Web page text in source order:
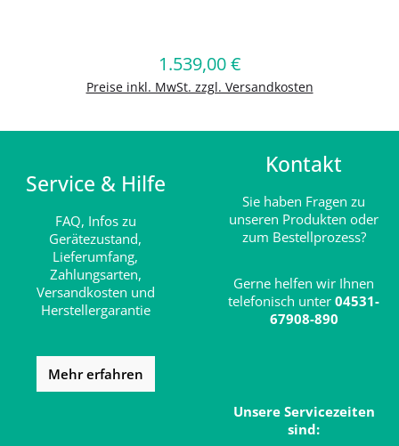
Regulärer Preis:
1.539,00 €
Preise inkl. MwSt. zzgl. Versandkosten
In den Warenkorb
Service & Hilfe
FAQ, Infos zu
Gerätezustand,
Lieferumfang,
Zahlungsarten,
Versandkosten und
Herstellergarantie
Mehr erfahren
Kontakt
Sie haben Fragen zu
unseren Produkten oder
zum Bestellprozess?
Gerne helfen wir Ihnen
telefonisch unter 04531-
67908-890
Unsere Servicezeiten
sind: